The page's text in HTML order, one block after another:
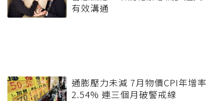
有效溝通
通膨壓力未減 7月物價CPI年增率
2.54% 連三個月破警戒線